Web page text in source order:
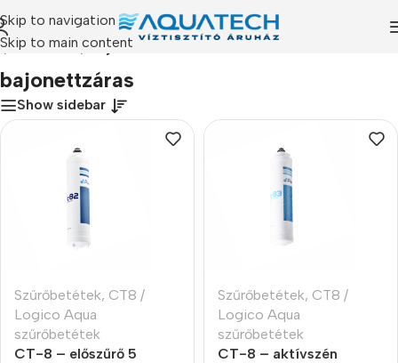
Skip to navigation
Skip to main content
/Termékeink /“bajonettzáras” címkével rendelkező termékek
bajonettzáras
Show sidebar
Szűrőbetétek, CT8 /
Logico Aqua
szűrőbetétek
CT-8 – előszűrő 5
Szűrőbetétek, CT8 /
Logico Aqua
szűrőbetétek
CT-8 – aktívszén